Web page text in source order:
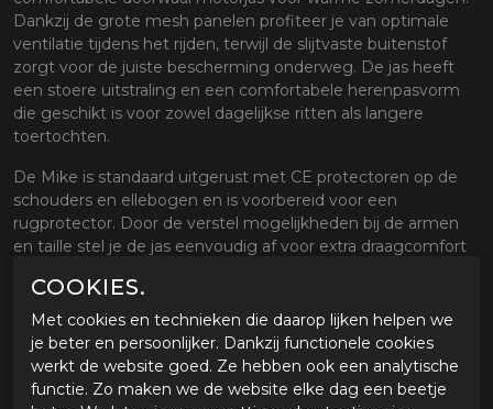
Dankzij de grote mesh panelen profiteer je van optimale
ventilatie tijdens het rijden, terwijl de slijtvaste buitenstof
zorgt voor de juiste bescherming onderweg. De jas heeft
een stoere uitstraling en een comfortabele herenpasvorm
die geschikt is voor zowel dagelijkse ritten als langere
toertochten.
De Mike is standaard uitgerust met CE protectoren op de
schouders en ellebogen en is voorbereid voor een
rugprotector. Door de verstel mogelijkheden bij de armen
en taille stel je de jas eenvoudig af voor extra draagcomfort
Doorwaai motorjas voor heren
Grote mesh ventilatiepanelen
Slijtvaste buitenstof
COOKIES.
Met cookies en technieken die daarop lijken helpen we
je beter en persoonlijker. Dankzij functionele cookies
werkt de website goed. Ze hebben ook een analytische
functie. Zo maken we de website elke dag een beetje